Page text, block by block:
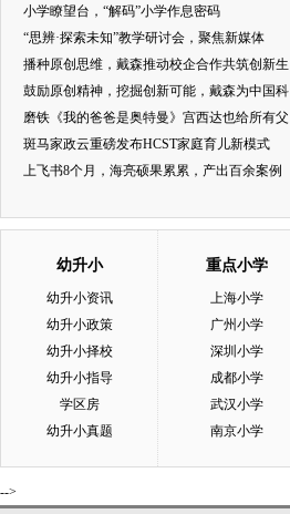
小学瞭望台，“解码”小学作息密码
“思辨·探索未知”教学研讨会，聚焦新媒体
播种原创思维，戴森推动校企合作共筑创新生
鼓励原创精神，挖掘创新可能，戴森为中国科
磨铁《我的爸爸是奥特曼》宫西达也给所有父
斑马家政云重磅发布HCST家庭育儿新模式
上飞书8个月，海亮硕果累累，产出百余案例
幼升小
幼升小资讯
幼升小政策
幼升小择校
幼升小指导
学区房
幼升小真题
重点小学
上海小学
广州小学
深圳小学
成都小学
武汉小学
南京小学
-->